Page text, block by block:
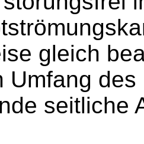
gleich
Umfang
seitliche